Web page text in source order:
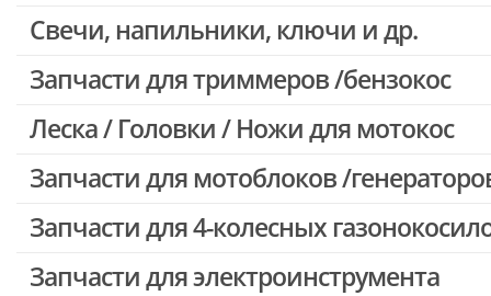
Свечи, напильники, ключи и др.
Запчасти для триммеров /бензокос
Запчасти для Китайских триммеров
Леска / Головки / Ножи для мотокос
Запчасти для мотоблоков /
Запчасти для 4-колесных
Запчасти для электроинструмента